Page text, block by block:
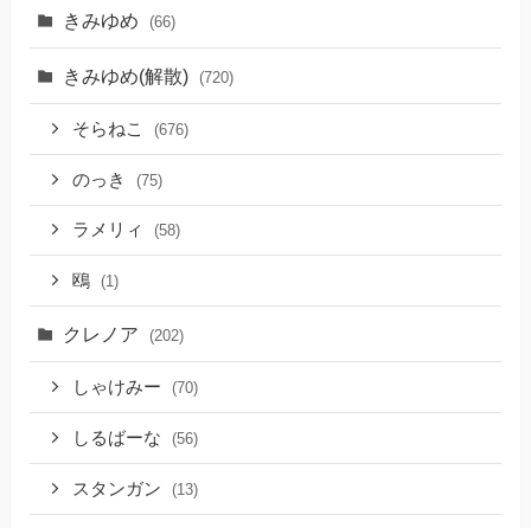
きみゆめ (66)
きみゆめ(解散) (720)
そらねこ (676)
のっき (75)
ラメリィ (58)
鴎 (1)
クレノア (202)
しゃけみー (70)
しるばーな (56)
スタンガン (13)